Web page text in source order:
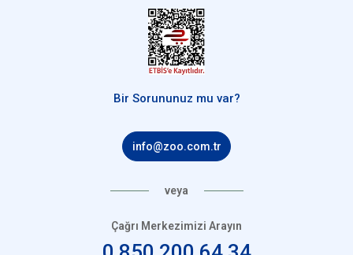
Bir Sorununuz mu var?
info@zoo.com.tr
veya
Çağrı Merkezimizi Arayın